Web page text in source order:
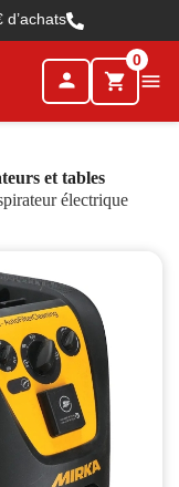
person shopping_cart
0

et tables
électrique